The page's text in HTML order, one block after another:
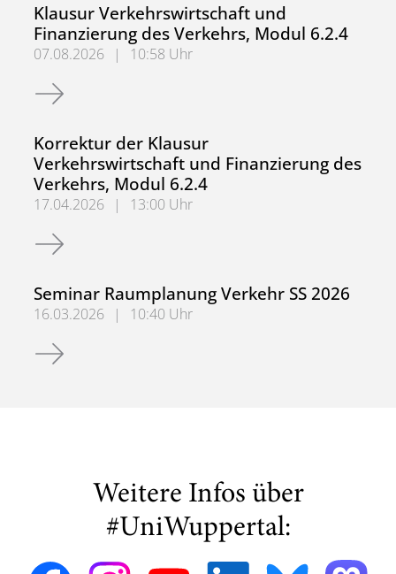
Klausur Verkehrswirtschaft und
Finanzierung des Verkehrs, Modul 6.2.4
07.08.2026 |
10:58 Uhr
Klausur Verkehrswirtschaft und Finanzierung des
Korrektur der Klausur
Verkehrswirtschaft und Finanzierung des
Verkehrs, Modul 6.2.4
17.04.2026 |
13:00 Uhr
Korrektur der Klausur Verkehrswirtschaft und
Seminar Raumplanung Verkehr SS 2026
16.03.2026 |
10:40 Uhr
Seminar Raumplanung Verkehr SS 2026
Weitere Infos über
#UniWuppertal: